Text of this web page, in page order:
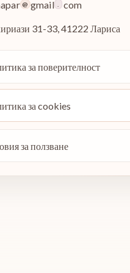
@ gmail com
31-33,41222 Лариса
за поверителност
за cookies
за ползване